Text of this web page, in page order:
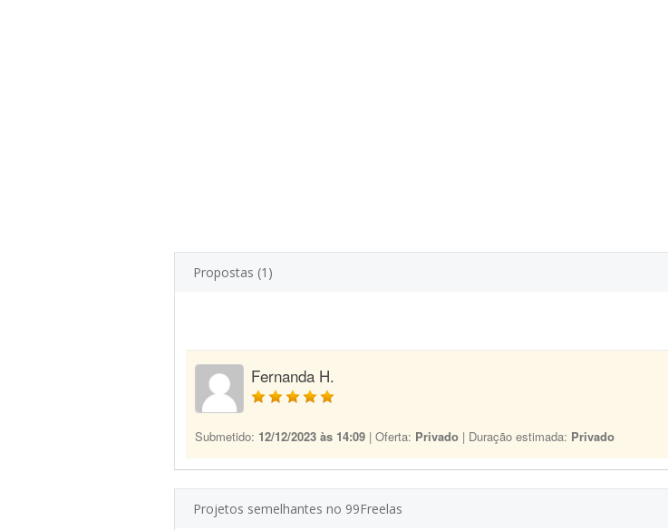
Propostas (1)
Fernanda H.
Submetido: 12/12/2023 às 14:09 | Oferta: Privado | Duração estimada: Privado
Projetos semelhantes no 99Freelas